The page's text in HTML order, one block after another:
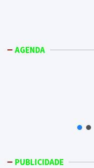
AGENDA
PUBLICIDADE